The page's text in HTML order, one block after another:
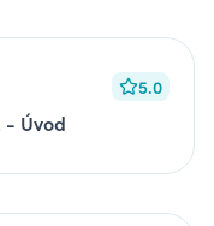
5.0
- Úvod